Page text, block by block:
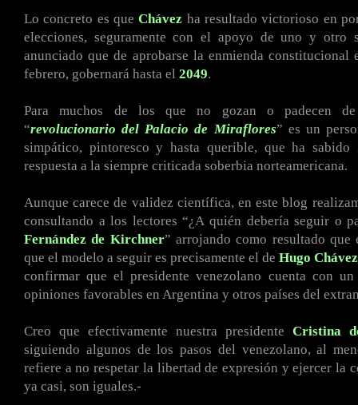
Lo concreto es queChávez ha resultado victorioso en
elecciones, seguramente con el apoyo de uno y otro
anunciado que de aprobarse la enmienda
febrero, gobernará hasta el 2049.
Para muchos de los que no gozan o padecen
“revolucionario del Palacio de Miraflores” es un
simpático, pintoresco y hasta querible, que ha sabido
respuesta a la siempre criticada soberbia norteamericana.
Aunque carece de validez científica, en este blog
consultando a los lectores “¿A quién debería seguir o
Fernández de Kirchner” arrojando como resultado
que el modelo a seguir es precisamente el de Hugo Chávez
confirmar que el presidente venezolano cuenta con
opiniones favorables en Argentina y otros países del
Creo que efectivamente nuestra presidente Cristina
siguiendo algunos de los pasos del venezolano, al
refiere a no respetar la libertad de expresión y ejercer la
ya casi, son iguales.-